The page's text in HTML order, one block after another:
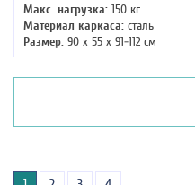
Макс. нагрузка: 150 кг
Материал каркаса: сталь
Размер: 90 х 55 х 91-112 см